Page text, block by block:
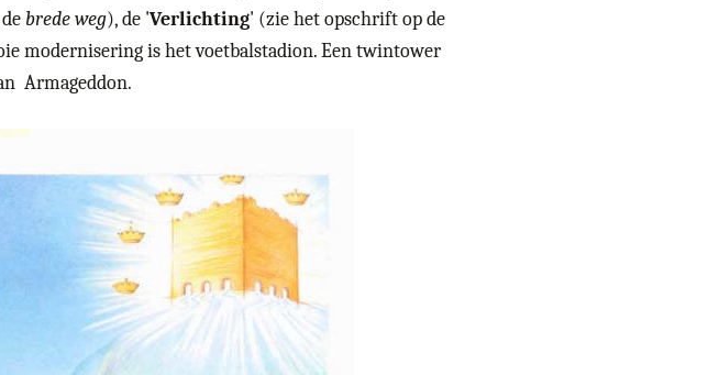
brede weg), de 'Verlichting' (zie het opschrift op de
modernisering is het voetbalstadion. Een twintower
Armageddon.